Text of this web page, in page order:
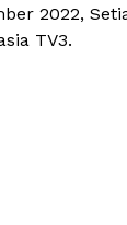
2022,
TV3.